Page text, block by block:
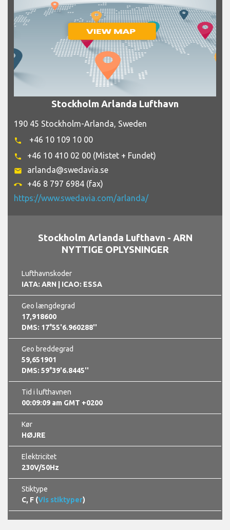
Stockholm Arlanda Lufthavn
190 45 Stockholm-Arlanda, Sweden
phone +46 10 109 10 00
phone +46 10 410 02 00 (Mistet + Fundet)
email arlanda@swedavia.se
call_end
+46 8 797 6984 (fax)
https://www.swedavia.com/arlanda/
Stockholm Arlanda Lufthavn - ARN
NYTTIGE OPLYSNINGER
Lufthavnskoder
IATA: ARN
| ICAO: ESSA
Geo længdegrad
17,918600
DMS: 17°55'6.960288''
Geo breddegrad
59,651901
DMS: 59°39'6.8445''
Tid i lufthavnen
00:09:10 am GMT +0200
Kør
HØJRE
Elektricitet
230V/50Hz
Stiktype
C, F (Vis stiktyper)